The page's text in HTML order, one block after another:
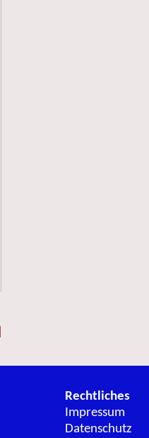
Rechtliches
Impressum
Datenschutz